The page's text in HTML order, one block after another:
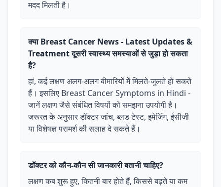
मदद मिलती है।
क्या Breast Cancer News - Latest Updates &
Treatment दूसरी स्वास्थ्य समस्याओं से जुड़ा हो सकता
है?
हां, कई लक्षण अलग-अलग बीमारियों में मिलते-जुलते हो सकते
हैं। इसलिए Breast Cancer Symptoms in Hindi -
जानें लक्षण जैसे संबंधित विषयों को समझना उपयोगी है।
जरूरत के अनुसार डॉक्टर जांच, ब्लड टेस्ट, इमेजिंग, ईसीजी
या विशेषज्ञ परामर्श की सलाह दे सकते हैं।
डॉक्टर को कौन-कौन सी जानकारी बतानी चाहिए?
लक्षण कब शुरू हुए, कितनी बार होते हैं, किससे बढ़ते या कम